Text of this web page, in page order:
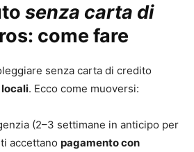
senza carta di
come fare
senza carta di credito
. Ecco come muoversi:
(2–3 settimane in anticipo per
accettano pagamento con